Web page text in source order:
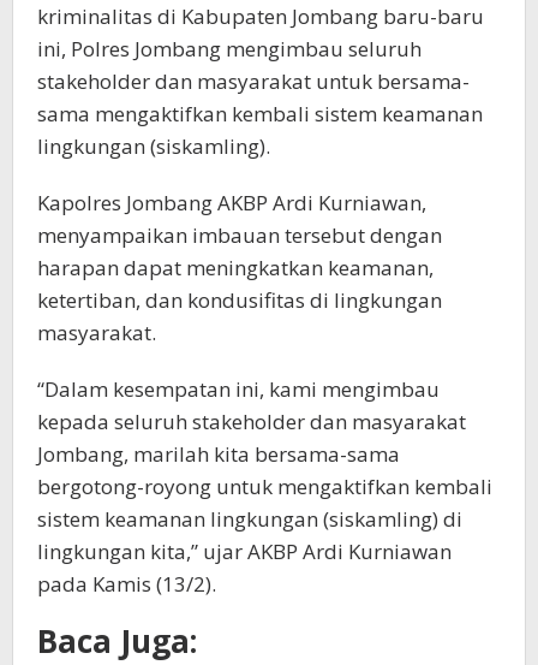
kriminalitas di Kabupaten Jombang baru-baru
ini, Polres Jombang mengimbau seluruh
stakeholder dan masyarakat untuk bersama-
sama mengaktifkan kembali sistem keamanan
lingkungan (siskamling).
Kapolres Jombang AKBP Ardi Kurniawan,
menyampaikan imbauan tersebut dengan
harapan dapat meningkatkan keamanan,
ketertiban, dan kondusifitas di lingkungan
masyarakat.
“Dalam kesempatan ini, kami mengimbau
kepada seluruh stakeholder dan masyarakat
Jombang, marilah kita bersama-sama
bergotong-royong untuk mengaktifkan kembali
sistem keamanan lingkungan (siskamling) di
lingkungan kita,” ujar AKBP Ardi Kurniawan
pada Kamis (13/2).
Baca Juga: